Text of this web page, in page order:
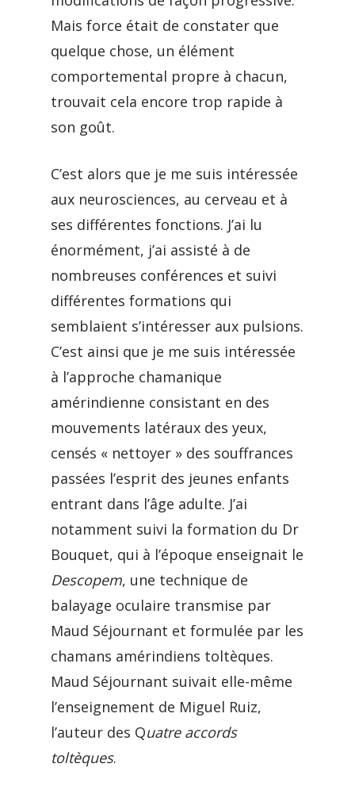
Mais force était de constater que
quelque chose, un élément
comportemental propre à chacun,
trouvait cela encore trop rapide à
son goût.
C’est alors que je me suis intéressée
aux neurosciences, au cerveau et à
ses différentes fonctions. J’ai lu
énormément, j’ai assisté à de
nombreuses conférences et suivi
différentes formations qui
semblaient s’intéresser aux pulsions.
C’est ainsi que je me suis intéressée
à l’approche chamanique
amérindienne consistant en des
mouvements latéraux des yeux,
censés « nettoyer » des souffrances
passées l’esprit des jeunes enfants
entrant dans l’âge adulte. J’ai
notamment suivi la formation du Dr
Bouquet, qui à l’époque enseignait le
Descopem, une technique de
balayage oculaire transmise par
Maud Séjournant et formulée par les
chamans amérindiens toltèques.
Maud Séjournant suivait elle-même
l’enseignement de Miguel Ruiz,
l’auteur des Quatre accords
toltèques.